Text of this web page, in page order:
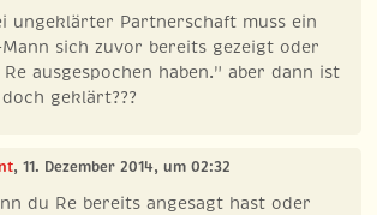
ungeklärter Partnerschaft muss ein
Mann sich zuvor bereits gezeigt oder
Re ausgespochen haben." aber dann ist
geklärt???
, 11. Dezember 2014, um 02:32
du Re bereits angesagt hast oder